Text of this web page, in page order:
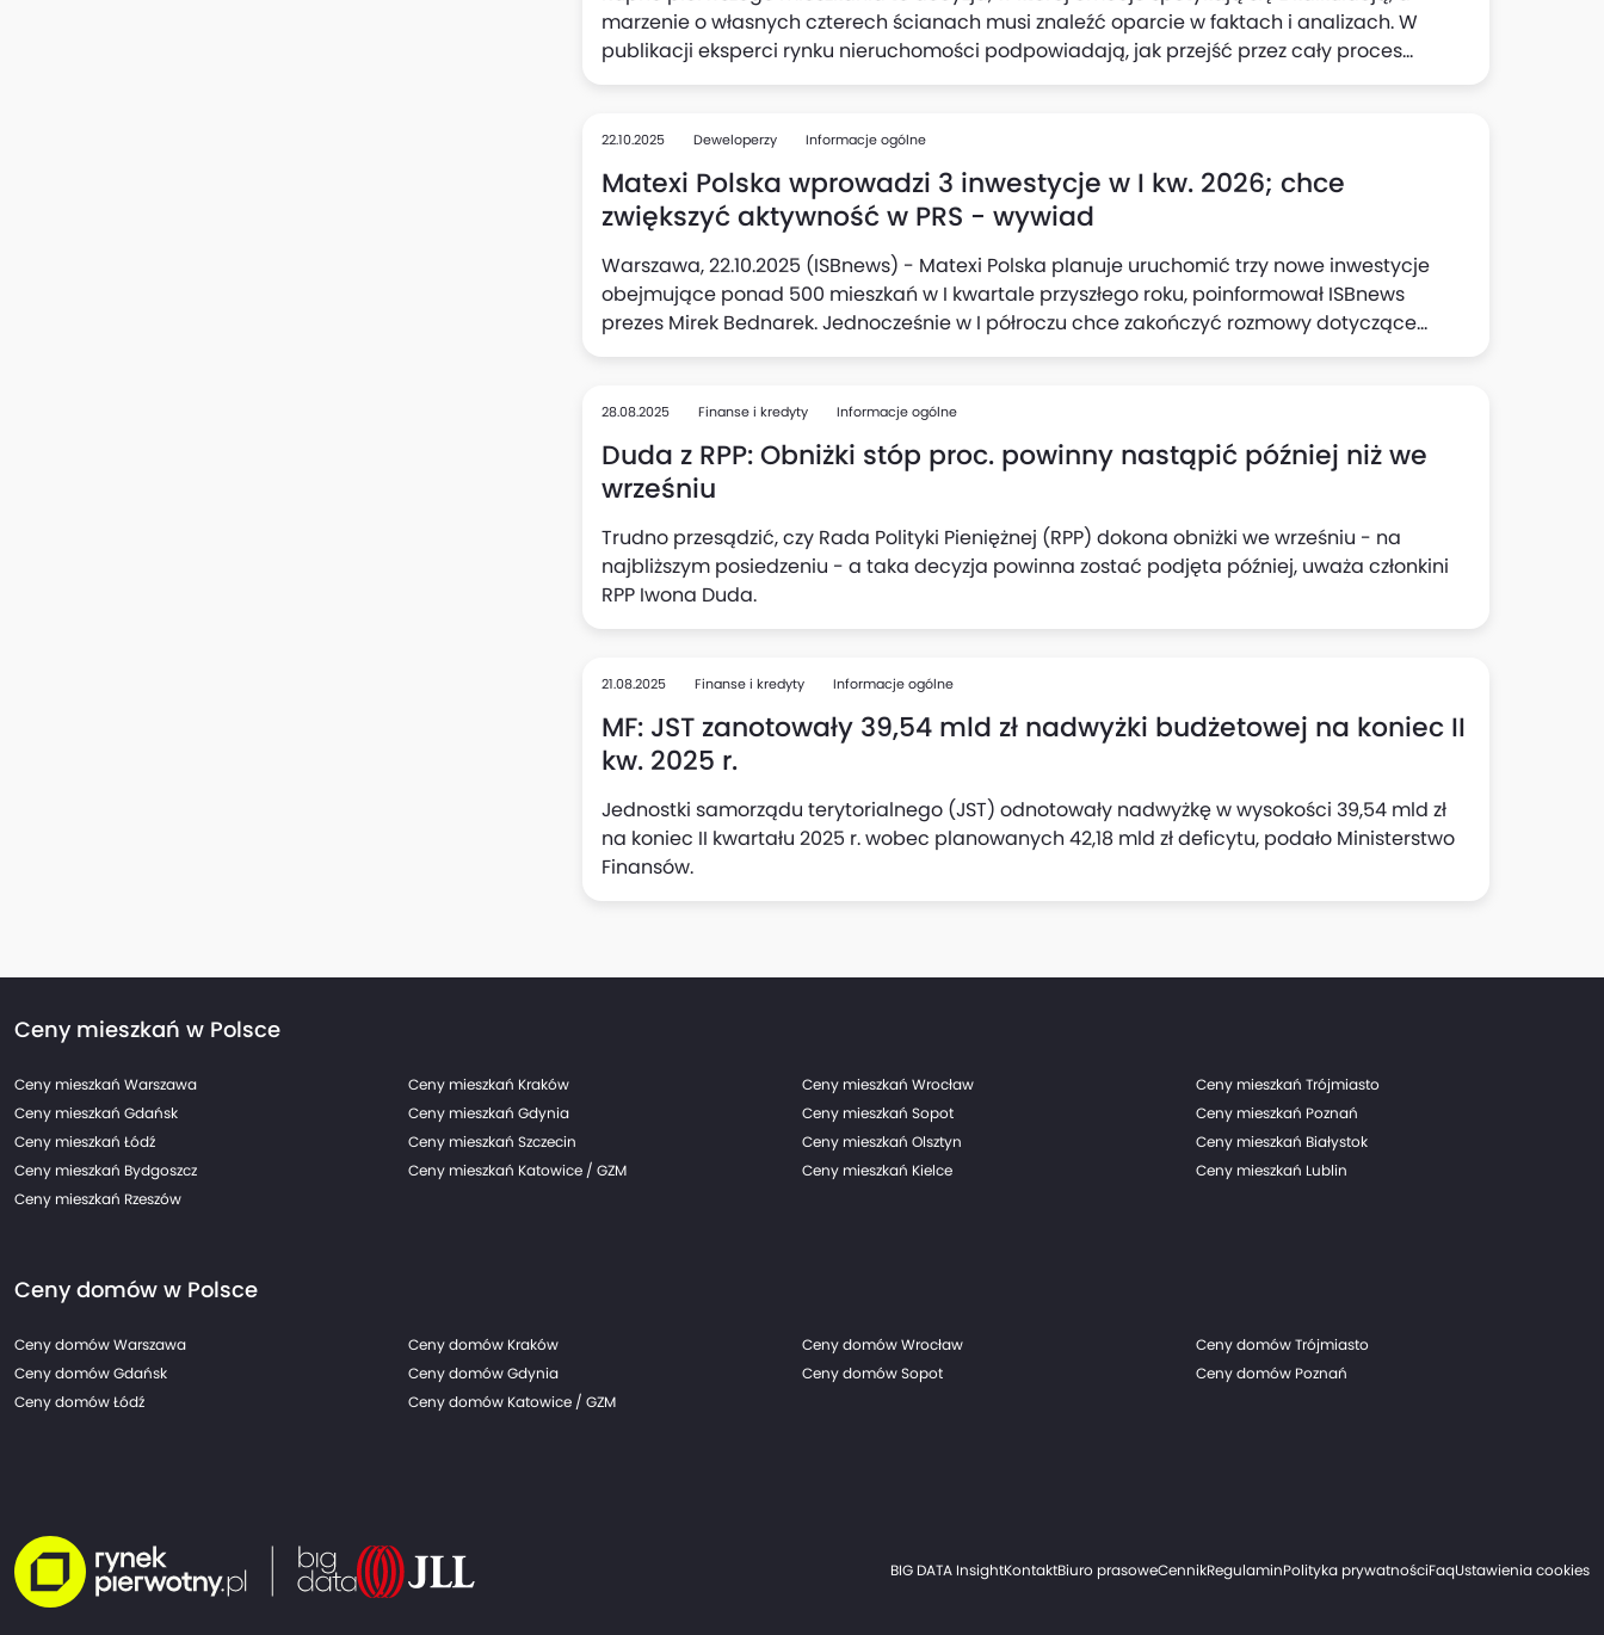
marzenie o własnych czterech ścianach musi znaleźć oparcie w faktach i analizach. W
publikacji eksperci rynku nieruchomości podpowiadają, jak przejść przez cały proces
świadomie - od wyboru lokalizacji, przez finansowanie, aż po ocenę potencjału
22.10.2025 Deweloperzy Informacje ogólne
Matexi Polska wprowadzi 3 inwestycje w I kw. 2026; chce
zwiększyć aktywność w PRS - wywiad
Warszawa, 22.10.2025 (ISBnews) - Matexi Polska planuje uruchomić trzy nowe inwestycje
obejmujące ponad 500 mieszkań w I kwartale przyszłego roku, poinformował ISBnews
prezes Mirek Bednarek. Jednocześnie w I półroczu chce zakończyć rozmowy dotyczące
projektu PRS, który znacząco zwiększy aktywność spółki w tym segmencie.
28.08.2025 Finanse i kredyty Informacje ogólne
Duda z RPP: Obniżki stóp proc. powinny nastąpić później niż we
wrześniu
Trudno przesądzić, czy Rada Polityki Pieniężnej (RPP) dokona obniżki we wrześniu - na
najbliższym posiedzeniu - a taka decyzja powinna zostać podjęta później, uważa członkini
RPP Iwona Duda.
21.08.2025 Finanse i kredyty Informacje ogólne
MF: JST zanotowały 39,54 mld zł nadwyżki budżetowej na koniec II
kw. 2025 r.
Jednostki samorządu terytorialnego (JST) odnotowały nadwyżkę w wysokości 39,54 mld zł
na koniec II kwartału 2025 r. wobec planowanych 42,18 mld zł deficytu, podało Ministerstwo
Finansów.
Ceny mieszkań w Polsce
Ceny mieszkań Warszawa Ceny mieszkań Kraków Ceny mieszkań Wrocław
Ceny mieszkań Trójmiasto
Ceny mieszkań Gdańsk
Ceny mieszkań Gdynia Ceny mieszkań Sopot
Ceny mieszkań Poznań
Ceny mieszkań Łódź
Ceny mieszkań Szczecin Ceny mieszkań Olsztyn
Ceny mieszkań Białystok
Ceny mieszkań Bydgoszcz
Ceny mieszkań Katowice / GZM Ceny mieszkań Kielce
Ceny mieszkań Lublin
Ceny mieszkań Rzeszów
Ceny domów w Polsce
Ceny domów Warszawa Ceny domów Kraków Ceny domów Wrocław
Ceny domów Trójmiasto
Ceny domów Gdańsk
Ceny domów Gdynia Ceny domów Sopot
Ceny domów Poznań
Ceny domów Łódź
Ceny domów Katowice / GZM
BIG DATA InsightKontaktBiuro prasoweCennikRegulaminPolityka prywatnościFaqUstawienia cookies